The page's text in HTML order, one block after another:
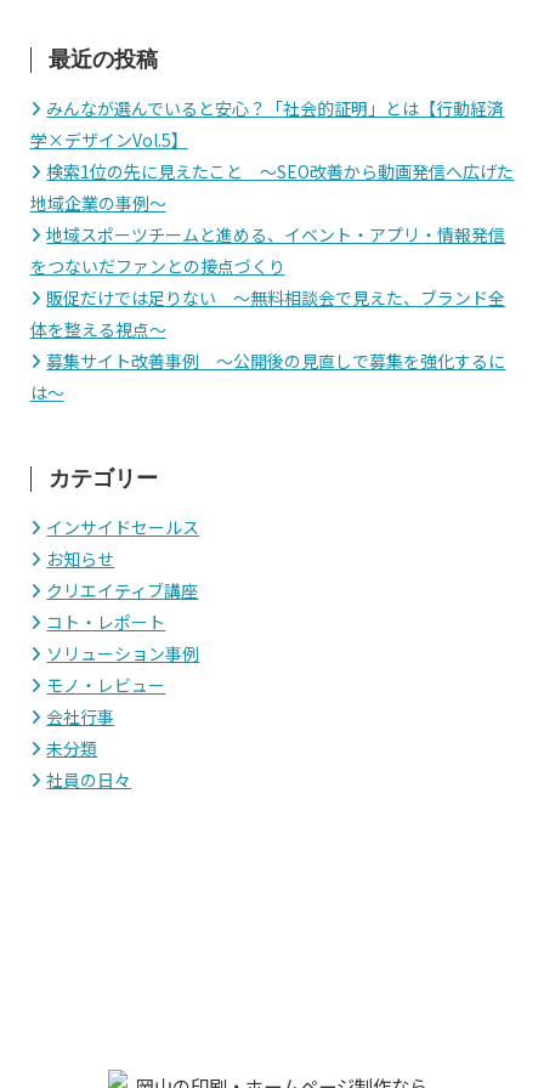
最近の投稿
みんなが選んでいると安心？「社会的証明」とは【行動経済
学×デザインVol.5】
検索1位の先に見えたこと 〜SEO改善から動画発信へ広げた
地域企業の事例〜
地域スポーツチームと進める、イベント・アプリ・情報発信
をつないだファンとの接点づくり
販促だけでは足りない 〜無料相談会で見えた、ブランド全
体を整える視点〜
募集サイト改善事例 〜公開後の見直しで募集を強化するに
は〜
カテゴリー
インサイドセールス
お知らせ
クリエイティブ講座
コト・レポート
ソリューション事例
モノ・レビュー
会社行事
未分類
社員の日々